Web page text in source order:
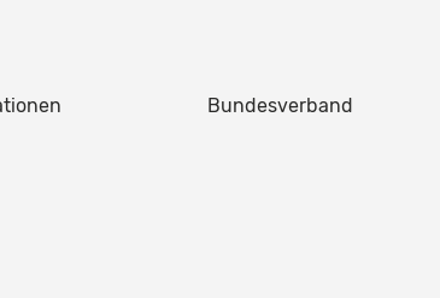
Bundesverband